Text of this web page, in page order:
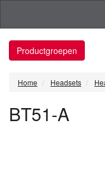
Productgroepen
Home Headsets
BT51-A